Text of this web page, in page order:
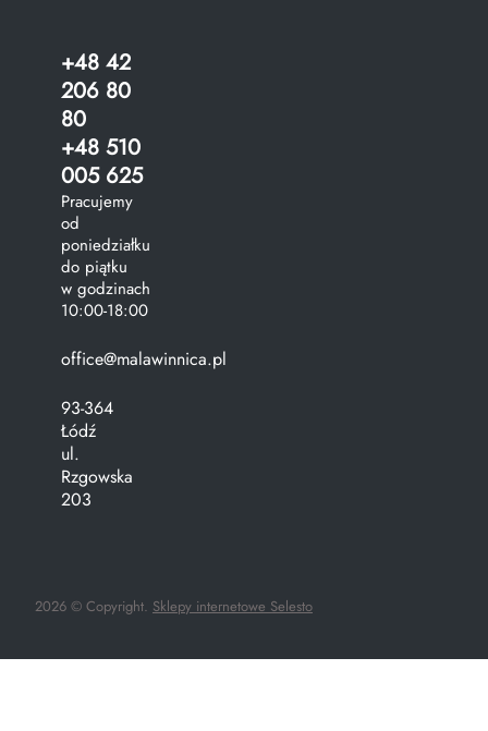
+48 42
206 80
80
+48 510
005 625
Pracujemy
od
poniedziałku
do piątku
w godzinach
10:00-18:00
office@malawinnica.pl
93-364
Łódź
ul.
Rzgowska
203
2026 © Copyright. Sklepy internetowe Selesto